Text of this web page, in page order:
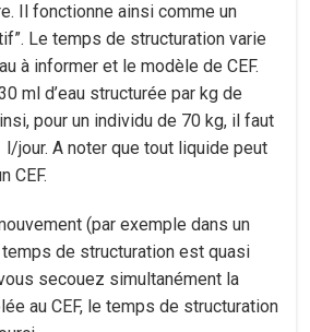
Il fonctionne ainsi comme un
Le temps de structuration varie
à informer et le modèle de CEF.
ml d’eau structurée par kg de
pour un individu de 70 kg, il faut
jour. A noter que tout liquide peut
CEF.
(par exemple dans un
de structuration est quasi
secouez simultanément la
au CEF, le temps de structuration